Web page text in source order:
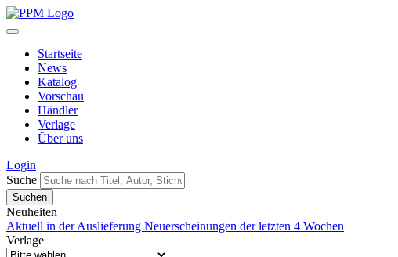
Startseite
News
Katalog
Vorschau
Händler
Verlage
Über uns
Login
Suche
Neuheiten
Aktuell in der Auslieferung Neuerscheinungen der letzten 4 Wochen
Verlage